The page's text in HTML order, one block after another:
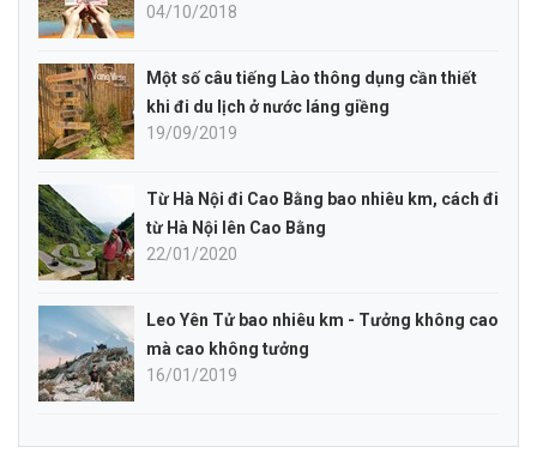
04/10/2018
Một số câu tiếng Lào thông dụng cần thiết
khi đi du lịch ở nước láng giềng
19/09/2019
Từ Hà Nội đi Cao Bằng bao nhiêu km, cách đi
từ Hà Nội lên Cao Bằng
22/01/2020
Leo Yên Tử bao nhiêu km - Tưởng không cao
mà cao không tưởng
16/01/2019